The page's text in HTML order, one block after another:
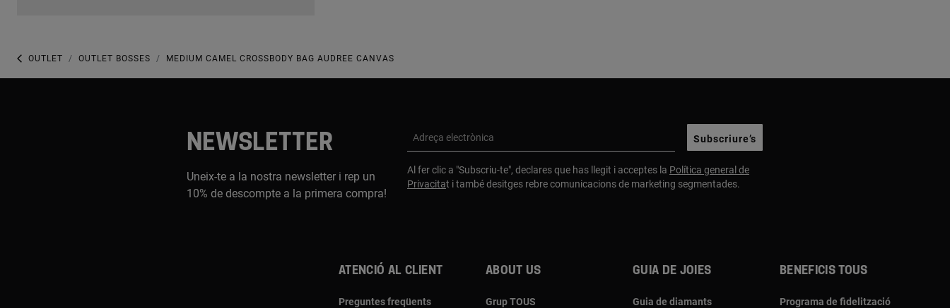
OUTLET OUTLET BOSSES MEDIUM CAMEL CROSSBODY BAG AUDREE CANVAS
NEWSLETTER
Uneix-te a la nostra newsletter i rep un
10% de descompte a la primera compra!
Adreça electrònica Subscriure’s
Al fer clic a "Subscriu-te", declares que has llegit i acceptes la Política general de
Privacitat i també desitges rebre comunicacions de marketing segmentades.
Atenció al client
Preguntes freqüents
About us
Grup TOUS
Guia de joies
Guia de diamants
Beneficis TOUS
Programa de fidelització